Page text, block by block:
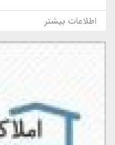
اطلاعات بیشتر